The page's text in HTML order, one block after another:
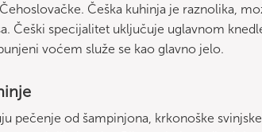
Češka kuhinja je raznolika,
Češki specijalitet uključuje uglavnom
voćem služe se kao glavno jelo.
pečenje od šampinjona, krkonoške